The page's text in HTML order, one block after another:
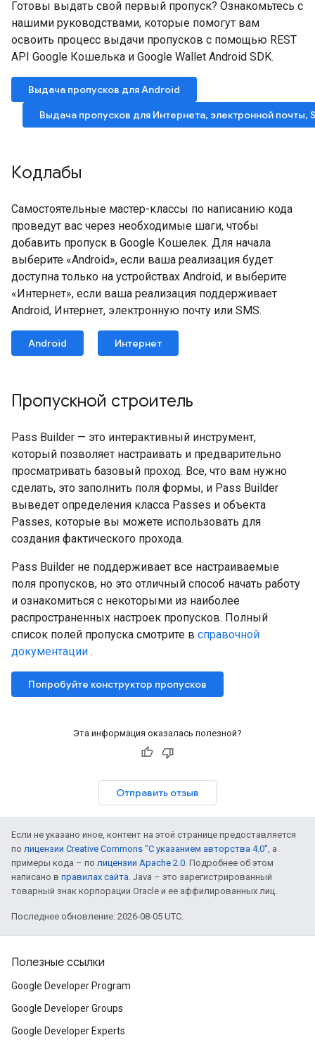
Готовы выдать свой первый пропуск? Ознакомьтесь с
нашими руководствами, которые помогут вам
освоить процесс выдачи пропусков с помощью REST
API Google Кошелька и Google Wallet Android SDK.
Выдача пропусков для Android
Выдача пропусков для Интернета, электронной почты,
Кодлабы
Самостоятельные мастер-классы по написанию кода
проведут вас через необходимые шаги, чтобы
добавить пропуск в Google Кошелек. Для начала
выберите «Android», если ваша реализация будет
доступна только на устройствах Android, и выберите
«Интернет», если ваша реализация поддерживает
Android, Интернет, электронную почту или SMS.
Android Интернет
Пропускной строитель
Pass Builder — это интерактивный инструмент,
который позволяет настраивать и предварительно
просматривать базовый проход. Все, что вам нужно
сделать, это заполнить поля формы, и Pass Builder
выведет определения класса Passes и объекта
Passes, которые вы можете использовать для
создания фактического прохода.
Pass Builder не поддерживает все настраиваемые
поля пропусков, но это отличный способ начать работу
и ознакомиться с некоторыми из наиболее
распространенных настроек пропусков. Полный
список полей пропуска смотрите в справочной
документации .
Попробуйте конструктор пропусков
Эта информация оказалась полезной?
Отправить отзыв
Если не указано иное, контент на этой странице предоставляется
по лицензии Creative Commons "С указанием авторства 4.0", а
примеры кода – по лицензии Apache 2.0. Подробнее об этом
написано в правилах сайта. Java – это зарегистрированный
товарный знак корпорации Oracle и ее аффилированных лиц.
Последнее обновление: 2026-08-05 UTC.
Полезные ссылки
Google Developer Program
Google Developer Groups
Google Developer Experts